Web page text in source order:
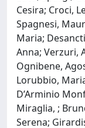
Cesira; Croci,
Spagnesi,
Maria;
Anna; Verzuri,
Ognibene,
Lorubbio,
D’Arminio
Miraglia, ;
Serena;